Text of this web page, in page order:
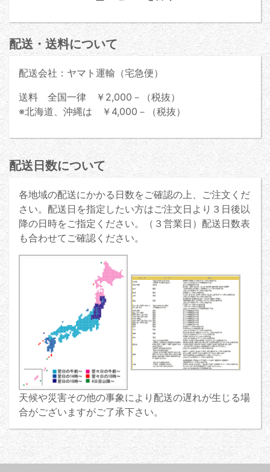
配送・送料について
配送会社：ヤマト運輸（宅急便）
送料 全国一律 ￥2,000－（税抜）
※北海道、沖縄は ￥4,000－（税抜）
配送日数について
各地域の配送にかかる日数をご確認の上、ご注文くだ
さい。配送日を指定したい方はご注文日より３日後以
降の日時をご指定ください。（３営業日）配送日数表
も合わせてご確認ください。
天候や災害その他の事象により配送の遅れが生じる場
合がございますがご了承下さい。